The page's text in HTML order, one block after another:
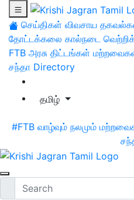
செய்திகள் விவசாய
தோட்டக்கலை கால்நடை
FTB அரசு திட்டங்கள்
சந்தா Directory
தமிழ்
#FTB வாழ்வும் நலமும்